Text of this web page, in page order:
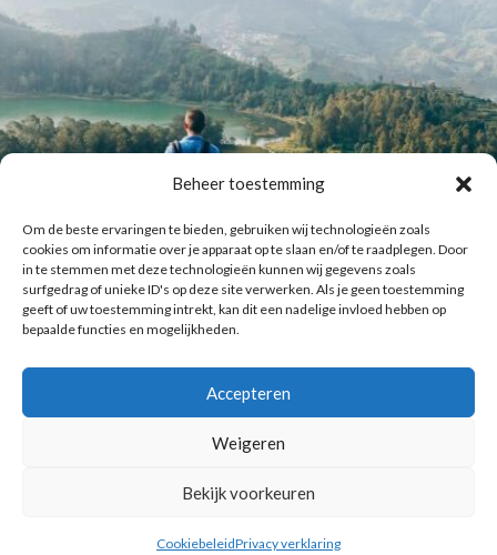
Beheer toestemming
Om de beste ervaringen te bieden, gebruiken wij technologieën zoals
cookies om informatie over je apparaat op te slaan en/of te raadplegen. Door
in te stemmen met deze technologieën kunnen wij gegevens zoals
surfgedrag of unieke ID's op deze site verwerken. Als je geen toestemming
geeft of uw toestemming intrekt, kan dit een nadelige invloed hebben op
bepaalde functies en mogelijkheden.
Accepteren
Weigeren
Bekijk voorkeuren
CookiebeleidPrivacy verklaring
Laat meer posts zien Volg me op Instagram
Copyright © 2016 Reismuts.nl - All rights reserved - Powered by